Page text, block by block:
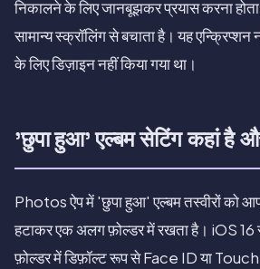
निकालने के लिए जानबूझकर प्रयास करना
सामान्य स्क्रॉलिंग से बचाता है। यह एन्क्रिप्शन
के लिए डिज़ाइन नहीं किया गया था।
'छुपा हुआ' एल्बम सेटिंग कहां है
Photos ऐप में 'छुपा हुआ' एल्बम तस्वीरों को
हटाकर एक अलग फ़ोल्डर में रखता है। iOS
फ़ोल्डर में डिफ़ॉल्ट रूप से Face ID या